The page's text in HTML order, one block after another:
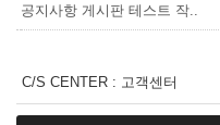
공지사항 게시판 테스트 작..
C/S CENTER : 고객센터